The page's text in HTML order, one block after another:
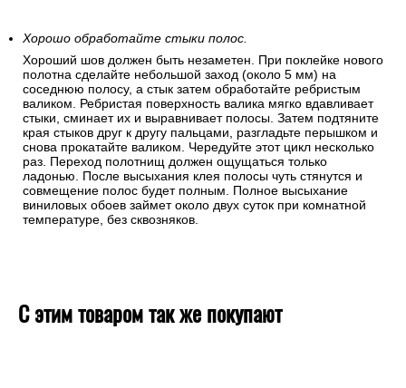
Хорошо обработайте стыки полос.
Хороший шов должен быть незаметен. При поклейке нового
полотна сделайте небольшой заход (около 5 мм) на
соседнюю полосу, а стык затем обработайте ребристым
валиком. Ребристая поверхность валика мягко вдавливает
стыки, сминает их и выравнивает полосы. Затем подтяните
края стыков друг к другу пальцами, разгладьте перышком и
снова прокатайте валиком. Чередуйте этот цикл несколько
раз. Переход полотнищ должен ощущаться только
ладонью. После высыхания клея полосы чуть стянутся и
совмещение полос будет полным. Полное высыхание
виниловых обоев займет около двух суток при комнатной
температуре, без сквозняков.
С этим товаром так же покупают